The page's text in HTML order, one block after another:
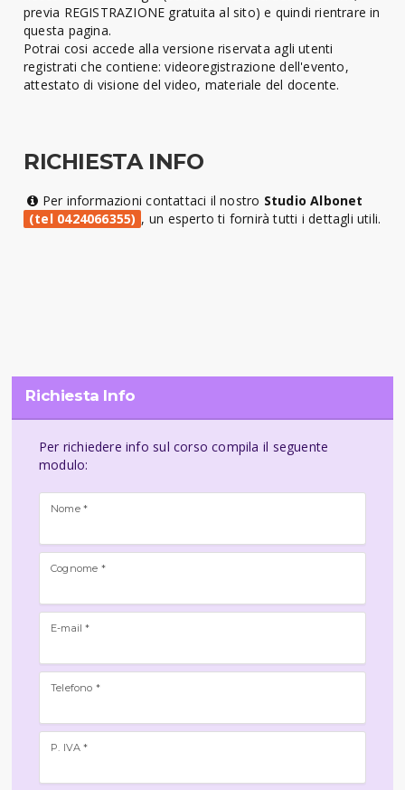
previa REGISTRAZIONE gratuita al sito) e quindi rientrare in
questa pagina.
Potrai cosi accede alla versione riservata agli utenti
registrati che contiene: videoregistrazione dell'evento,
attestato di visione del video, materiale del docente.
RICHIESTA INFO
Per informazioni contattaci il nostro Studio Albonet
(tel 0424066355) , un esperto ti fornirà tutti i dettagli utili.
Richiesta Info
Per richiedere info sul corso compila il seguente
modulo:
Nome *
Cognome *
E-mail *
Telefono *
P. IVA *